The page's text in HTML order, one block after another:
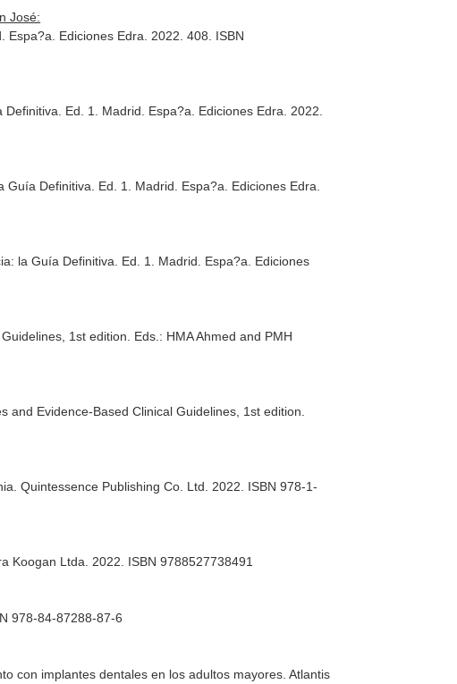
José:
Espa?a. Ediciones Edra. 2022. 408. ISBN
Definitiva . Ed. 1. Madrid. Espa?a. Ediciones Edra. 2022.
Guía Definitiva . Ed. 1. Madrid. Espa?a. Ediciones Edra.
la Guía Definitiva . Ed. 1. Madrid. Espa?a. Ediciones
1st edition. Eds.: HMA Ahmed and PMH
and Evidence-Based Clinical Guidelines, 1st edition.
Quintessence Publishing Co. Ltd. 2022. ISBN 978-1-
Koogan Ltda. 2022. ISBN 9788527738491
978-84-87288-87-6
con implantes dentales en los adultos mayores . Atlantis